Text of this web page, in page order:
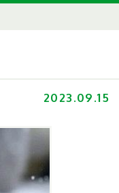
2023.09.15